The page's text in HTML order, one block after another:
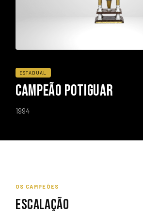
ESTADUAL
CAMPEÃO POTIGUAR
1994
OS CAMPEÕES
ESCALAÇÃO